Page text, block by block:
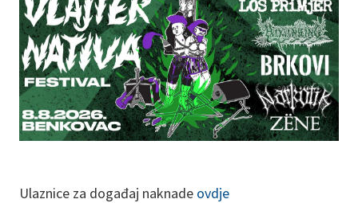
Ulaznice za događaj naknade ovdje